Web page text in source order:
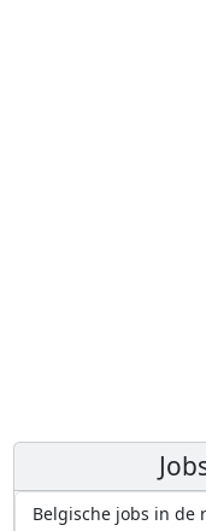
Belgische jobs in de